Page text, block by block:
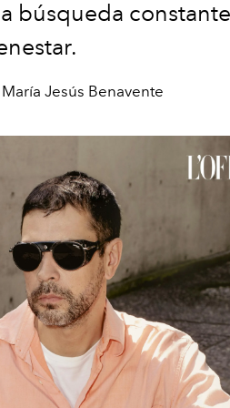
búsqueda
Jesús Benavente